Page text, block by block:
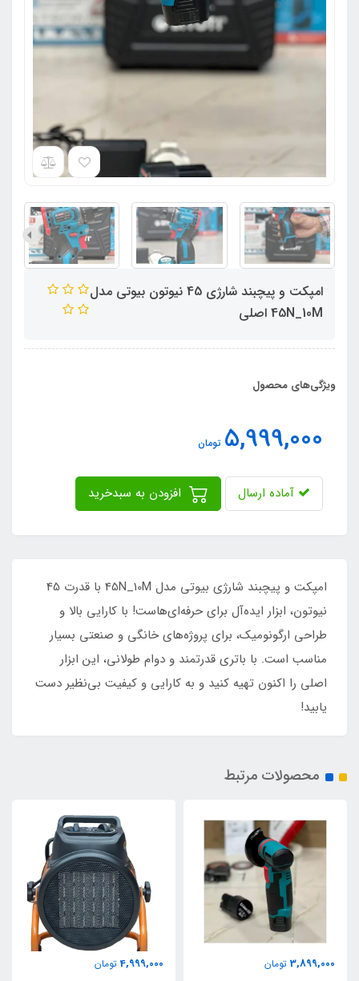
امپکت و پیچبند شارژی 45 نیوتون بیوتی مدل
45N_10M اصلی
ویژگی‌های محصول
5,999,000 تومان
آماده ارسال
امپکت و پیچبند شارژی بیوتی مدل 45N_10M با قدرت 45
نیوتون، ابزار ایده‌آل برای حرفه‌ای‌هاست! با کارایی بالا و
طراحی ارگونومیک، برای پروژه‌های خانگی و صنعتی بسیار
مناسب است. با باتری قدرتمند و دوام طولانی، این ابزار
اصلی را اکنون تهیه کنید و به کارایی و کیفیت بی‌نظیر دست
یابید!
محصولات مرتبط
3,899,000 تومان
4,999,000 تومان